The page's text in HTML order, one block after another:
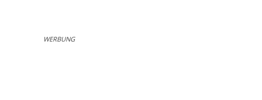
WERBUNG